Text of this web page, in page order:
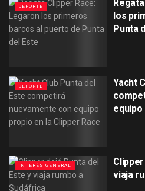
DEPORTE
los
Punta
DEPORTE
Yacht
equipo
INTERÉS GENERAL
viaja